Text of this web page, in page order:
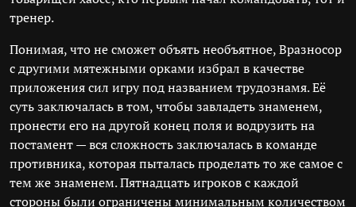
тренер.
Понимая, что не сможет объять необъятное, Вразносор
с другими мятежными орками избрал в качестве
приложения сил игру под названием трудознамя. Её
суть заключалась в том, чтобы завладеть знаменем,
пронести его на другой конец поля и водрузить на
постамент — вся сложность заключалась в команде
противника, которая пыталась проделать то же самое с
тем же знаменем. Пятнадцать игроков с каждой
стороны были ограничены минимальным количеством